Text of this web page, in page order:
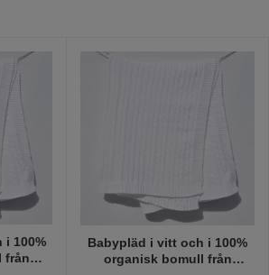
i 100%
från
Babypläd i vitt och i 100%
organisk bomull från